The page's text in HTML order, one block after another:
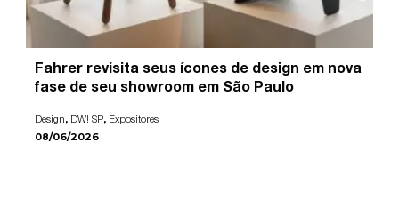
Fahrer revisita seus ícones de design em nova
fase de seu showroom em São Paulo
Design, DW! SP, Expositores
08/06/2026